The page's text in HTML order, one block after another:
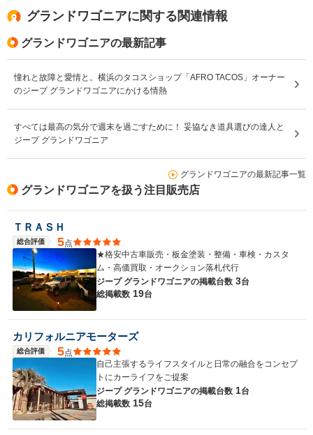
グランドワゴニアに関する関連情報
グランドワゴニアの最新記事
憧れと故障と愛情と。横浜のタコスショップ「AFRO TACOS」オーナー
のジープ グランドワゴニアにかける情熱
すべては最高の気分で週末を過ごすために！ 妥協なき道具選びの達人と
ジープ グランドワゴニア
グランドワゴニアの最新記事一覧
グランドワゴニアを扱う注目販売店
ＴＲＡＳＨ
総合評価 5点
★格安中古車販売・板金塗装・整備・車検・カスタ
ム・高価買取・オークション落札代行
ジープ グランドワゴニアの掲載台数 3台
総掲載数 19台
カリフォルニアモーターズ
総合評価 5点
自己主張するライフスタイルと日常の融合をコンセプ
トにカーライフをご提案
ジープ グランドワゴニアの掲載台数 1台
総掲載数 15台